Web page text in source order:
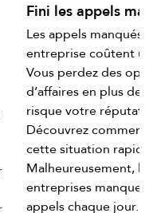
Fini les appels
Les appels manqués dans
entreprise coûtent une
Vous perdez des
d’affaires en plus de
risque votre réputation.
Découvrez comment
cette situation
Malheureusement, la
entreprises manquent des
appels chaque jour.